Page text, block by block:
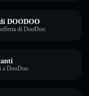
DOODOO
di DooDoo.
a DooDoo.